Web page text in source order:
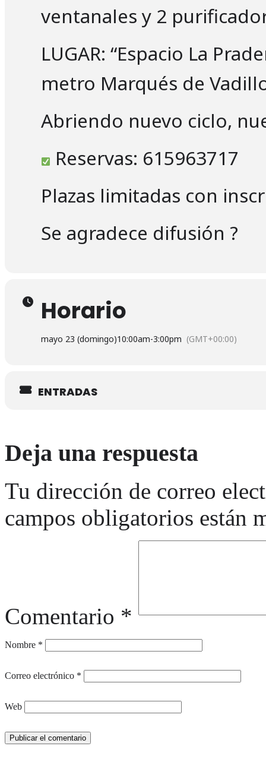
ventanales y 2
LUGAR: “Espacio La
metro Marqués de
Abriendo nuevo ciclo,
Reservas: 615963717
Plazas limitadas con
Se agradece difusión ?
Horario
mayo 23 (domingo)10:00am-3:00pm (GMT+00:00)
ENTRADAS
Deja una respuesta
Tu dirección de correo
campos obligatorios están
Comentario *
Nombre *
Correo electrónico *
Web